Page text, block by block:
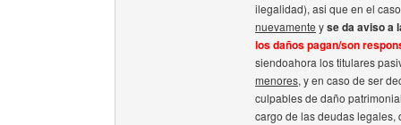
ilegalidad), asi que en el
nuevamente yse da aviso a
los daños pagan/son
siendoahora los titulares
menores, y en caso de ser
culpables de daño
cargo de las deudas legales,